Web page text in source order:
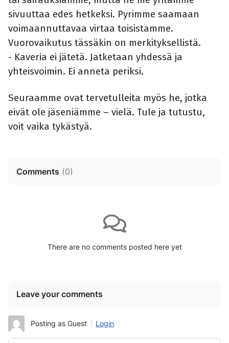
sivuuttaa edes hetkeksi. Pyrimme saamaan
voimaannuttavaa virtaa toisistamme.
Vuorovaikutus tässäkin on merkityksellistä.
- Kaveria ei jätetä. Jatketaan yhdessä ja
yhteisvoimin. Ei anneta periksi.
Seuraamme ovat tervetulleita myös he, jotka
eivät ole jäseniämme – vielä. Tule ja tutustu,
voit vaika tykästyä.
Comments (0)
There are no comments posted here yet
Leave your comments
Posting as Guest Login